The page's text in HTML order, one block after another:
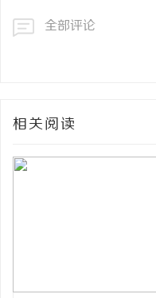
全部评论
相关阅读